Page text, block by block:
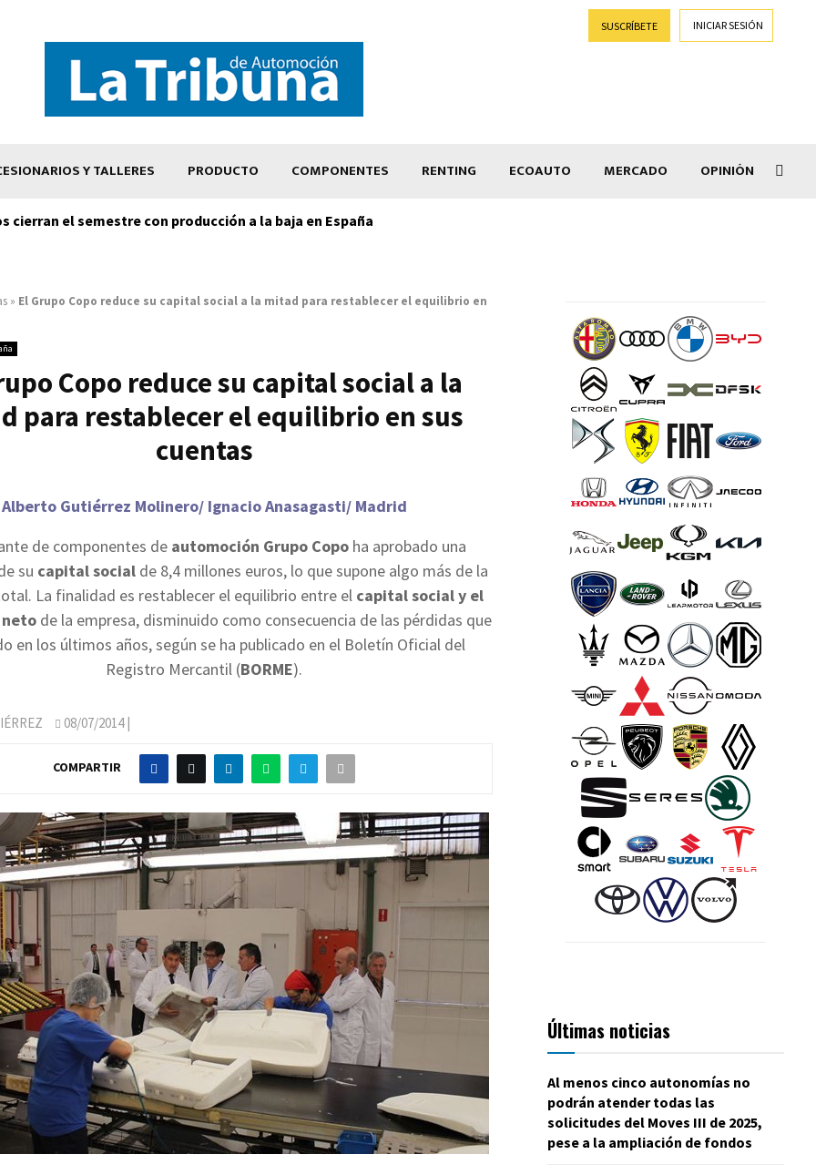
SUSCRÍBETE INICIAR SESIÓN
Y TALLERES PRODUCTO COMPONENTES RENTING ECOAUTO MERCADO OPINIÓN
cierran el semestre con producción a la baja en España
» El Grupo Copo reduce su capital social a la mitad para restablecer el equilibrio en
Copo reduce su capital social a la
para restablecer el equilibrio en sus
cuentas
Alberto Gutiérrez Molinero/ Ignacio Anasagasti/ Madrid
de componentes de automoción Grupo Copo ha aprobado una
su capital socialde 8,4 millones euros, lo que supone algo más de la
La finalidad es restablecer el equilibrio entre el capital social y el
de la empresa, disminuido como consecuencia de las pérdidas que
en los últimos años, según se ha publicado en el Boletín Oficial del
Registro Mercantil (BORME).
08/07/2014|
COMPARTIR
Últimas noticias
Al menos cinco autonomías no
podrán atender todas las
solicitudes del Moves III de 2025,
pese a la ampliación de fondos